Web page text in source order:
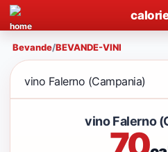
Bevande/BEVANDE-VINI
vino Falerno (Campania)
vino Falerno